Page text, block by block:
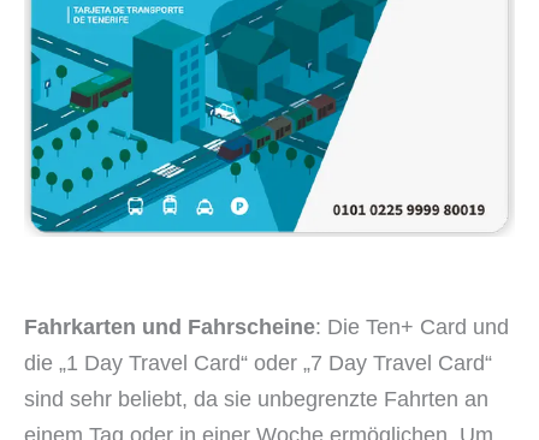
Fahrkarten und Fahrscheine: Die Ten+ Card und
die „1 Day Travel Card“ oder „7 Day Travel Card“
sind sehr beliebt, da sie unbegrenzte Fahrten an